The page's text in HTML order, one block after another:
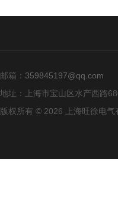
邮箱： 359845197@qq.com
地址：上海市宝山区水产西路
版权所有 © 2026 上海旺徐电